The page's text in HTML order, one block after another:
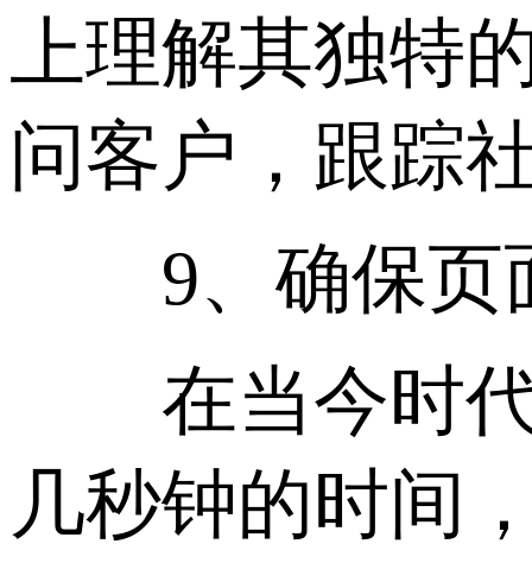
上理解其独特
问客户，跟踪
9、确保页
在当今时代
几秒钟的时间